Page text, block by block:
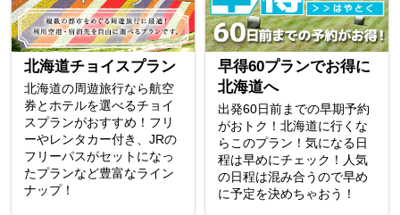
北海道チョイスプラン
北海道の周遊旅行なら航空
券とホテルを選べるチョイ
スプランがおすすめ！フリ
ーやレンタカー付き、JRの
フリーパスがセットになっ
たプランなど豊富なライン
ナップ！
早得60プランでお得に
北海道へ
出発60日前までの早期予約
がおトク！北海道に行くな
らこのプラン！気になる日
程は早めにチェック！人気
の日程は混み合うので早め
に予定を決めちゃおう！